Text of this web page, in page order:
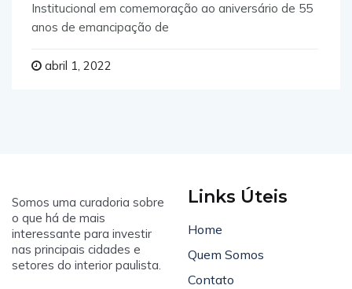
Institucional em comemoração ao aniversário de 55
anos de emancipação de
abril 1, 2022
Somos uma curadoria sobre
o que há de mais
interessante para investir
nas principais cidades e
setores do interior paulista.
Links Úteis
Home
Quem Somos
Contato